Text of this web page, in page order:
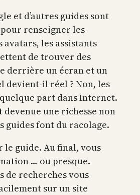
et d’autres guides sont
renseigner les
avatars, les assistants
de trouver des
derrière un écran et un
devient-il réel ? Non, les
part dans Internet.
devenue une richesse non
guides font du racolage.
guide. Au final, vous
… ou presque.
de recherches vous
sur un site